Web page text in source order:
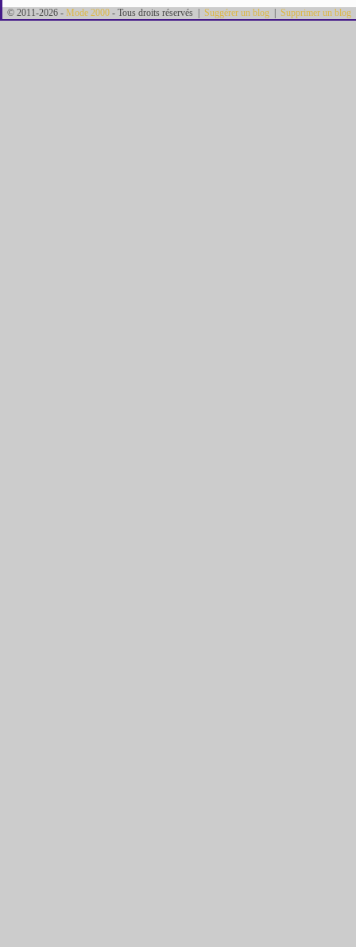
© 2011-2026 - Mode 2000 - Tous droits réservés | Suggérer un blog Supprimer un blog